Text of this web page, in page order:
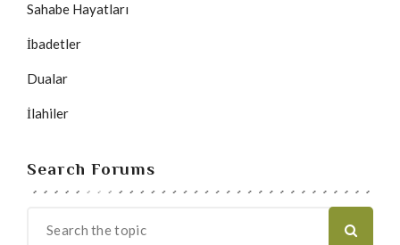
Sahabe Hayatları
İbadetler
Dualar
İlahiler
Search Forums